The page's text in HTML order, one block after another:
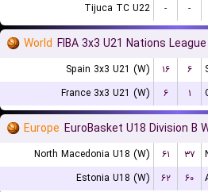
Tijuca TC U22 - -
World FIBA 3x3 U21 Nations
Spain 3x3 U21 (W) ۱۶ ۶
France 3x3 U21 (W)
۶ ۱
Europe EuroBasket U18 Division B
North Macedonia U18 (W) ۶۱ ۳۷
Estonia U18 (W)
۶۲ ۶۰